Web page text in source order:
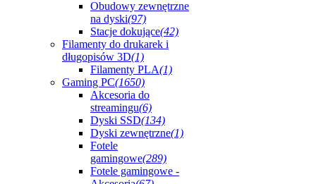
Obudowy zewnętrzne
na dyski(97)
Stacje dokujące(42)
Filamenty do drukarek i
długopisów 3D(1)
Filamenty PLA(1)
Gaming PC(1650)
Akcesoria do
streamingu(6)
Dyski SSD(134)
Dyski zewnętrzne(1)
Fotele
gamingowe(289)
Fotele gamingowe -